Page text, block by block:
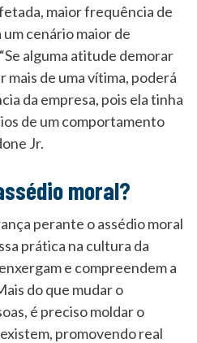
maior frequência de
cenário maior de
alguma atitude demorar
mais de uma vítima, poderá
da empresa, pois ela tinha
de um comportamento
Jr.
moral?
perante o assédio moral
prática na cultura da
e compreendem a
do que mudar o
é preciso moldar o
promovendo real